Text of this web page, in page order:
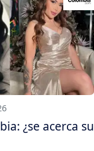
¿se acerca su